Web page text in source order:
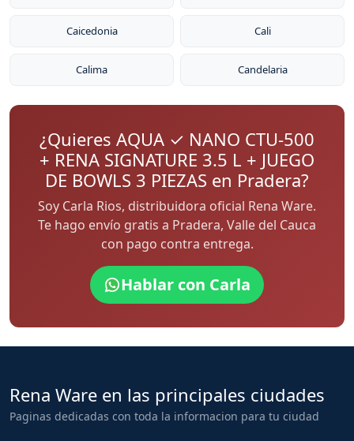
Caicedonia Cali
Calima Candelaria
¿Quieres AQUA ✓ NANO CTU-500
+ RENA SIGNATURE 3.5 L + JUEGO
DE BOWLS 3 PIEZAS en Pradera?
Soy Carla Rios, distribuidora oficial Rena Ware.
Te hago envío gratis a Pradera, Valle del Cauca
con pago contra entrega.
Hablar con Carla
Rena Ware en las principales ciudades
Paginas dedicadas con toda la informacion para tu ciudad